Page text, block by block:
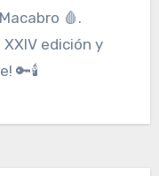
🩸.
edición y
🔑🕯️